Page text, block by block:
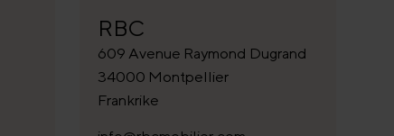
RBC
609 Avenue Raymond Dugrand
34000 Montpellier
Frankrike